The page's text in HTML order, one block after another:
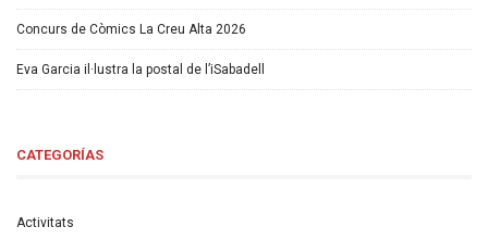
Concurs de Còmics La Creu Alta 2026
Eva Garcia il·lustra la postal de l’iSabadell
CATEGORÍAS
Activitats